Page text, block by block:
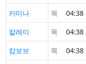
카미나
목
04:38
칼레미
목
04:38
캄보브
목
04:38